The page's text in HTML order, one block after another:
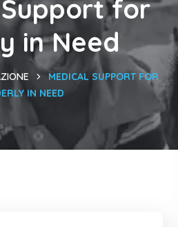
for
in Need
MEDICAL SUPPORT FOR
IN NEED